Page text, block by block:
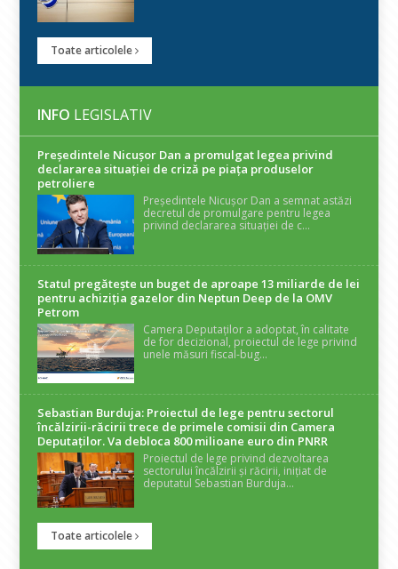
Toate articolele
INFO LEGISLATIV
Președintele Nicuşor Dan a promulgat legea privind
declararea situaţiei de criză pe piaţa produselor
petroliere
Președintele Nicușor Dan a semnat astăzi
decretul de promulgare pentru legea
privind declararea situației de c...
Statul pregătește un buget de aproape 13 miliarde de lei
pentru achiziția gazelor din Neptun Deep de la OMV
Petrom
Camera Deputaților a adoptat, în calitate
de for decizional, proiectul de lege privind
unele măsuri fiscal-bug...
Sebastian Burduja: Proiectul de lege pentru sectorul
încălzirii-răcirii trece de primele comisii din Camera
Deputaților. Va debloca 800 milioane euro din PNRR
Proiectul de lege privind dezvoltarea
sectorului încălzirii și răcirii, inițiat de
deputatul Sebastian Burduja...
Toate articolele